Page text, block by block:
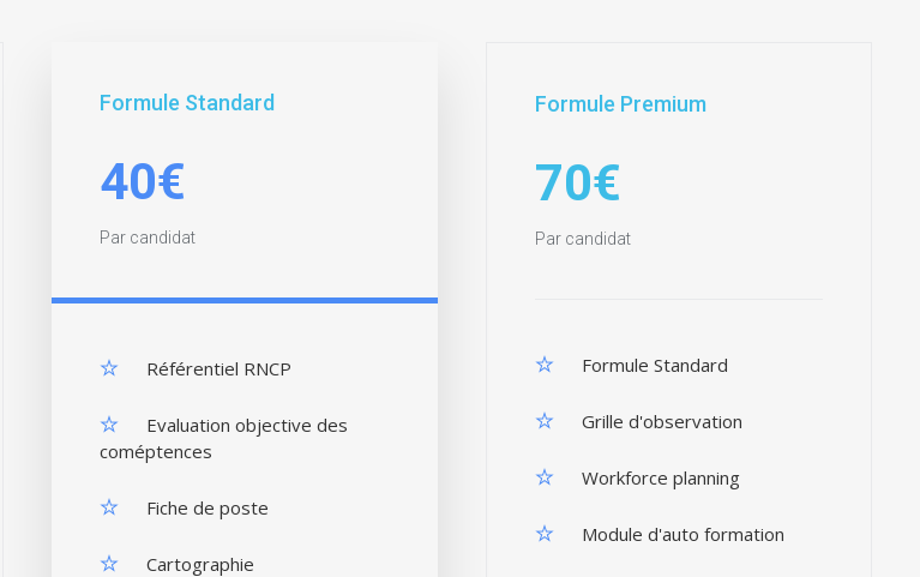
Formule Standard
40€
Par candidat
Référentiel RNCP
Evaluation objective des
coméptences
Fiche de poste
Cartographie
Formule Premium
70€
Par candidat
Formule Standard
Grille d'observation
Workforce planning
Module d'auto formation